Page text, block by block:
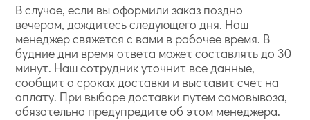
В случае, если вы оформили заказ поздно
вечером, дождитесь следующего дня. Наш
менеджер свяжется с вами в рабочее время. В
будние дни время ответа может составлять до 30
минут. Наш сотрудник уточнит все данные,
сообщит о сроках доставки и выставит счет на
оплату. При выборе доставки путем самовывоза,
обязательно предупредите об этом менеджера.